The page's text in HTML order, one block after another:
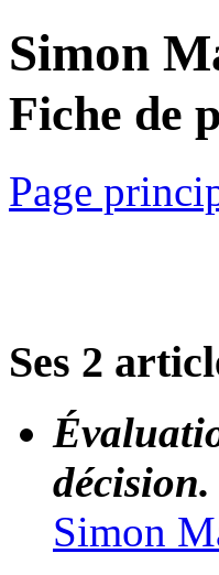
Simon
Fiche de
Page
Ses 2
Simon